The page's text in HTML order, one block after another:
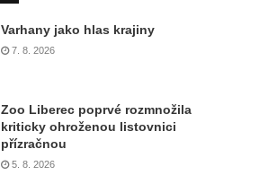
Varhany jako hlas krajiny
7. 8. 2026
Zoo Liberec poprvé rozmnožila
kriticky ohroženou listovnici
přízračnou
5. 8. 2026